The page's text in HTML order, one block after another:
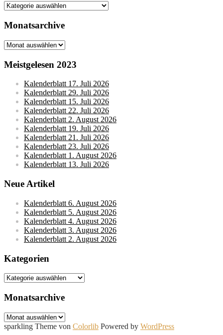
Kategorien
Monatsarchive
Monatsarchive
Meistgelesen 2023
Kalenderblatt 17. Juli 2026
Kalenderblatt 29. Juli 2026
Kalenderblatt 15. Juli 2026
Kalenderblatt 22. Juli 2026
Kalenderblatt 2. August 2026
Kalenderblatt 19. Juli 2026
Kalenderblatt 21. Juli 2026
Kalenderblatt 23. Juli 2026
Kalenderblatt 1. August 2026
Kalenderblatt 13. Juli 2026
Neue Artikel
Kalenderblatt 6. August 2026
Kalenderblatt 5. August 2026
Kalenderblatt 4. August 2026
Kalenderblatt 3. August 2026
Kalenderblatt 2. August 2026
Kategorien
Kategorien
Monatsarchive
Monatsarchive
sparkling Theme von Colorlib Powered by WordPress